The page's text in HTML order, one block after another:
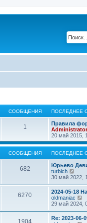
СООБЩЕНИЯ ПОСЛЕДНЕЕ
1
Правила
Administrator
20 май 2015,
СООБЩЕНИЯ ПОСЛЕДНЕЕ
682
Юрьево
turbich
е
е
й
т
и
к
п
30 май 2022,
6270
2024-05-18
oldmaniac
е
е
й
29 май 2024,
1904
Re: 2023-06-